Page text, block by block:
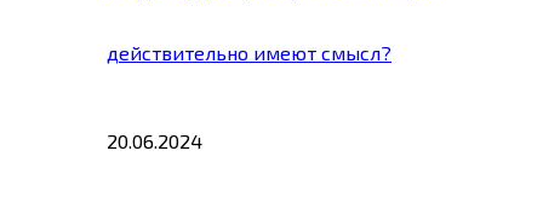
действительно имеют смысл?
20.06.2024